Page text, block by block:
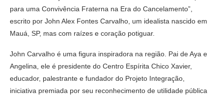
para uma Convivência Fraterna na Era do Cancelamento”,
escrito por John Alex Fontes Carvalho, um idealista nascido em
Mauá, SP, mas com raízes e coração potiguar.
John Carvalho é uma figura inspiradora na região. Pai de Aya e
Angelina, ele é presidente do Centro Espírita Chico Xavier,
educador, palestrante e fundador do Projeto Integração,
iniciativa premiada por seu reconhecimento de utilidade pública